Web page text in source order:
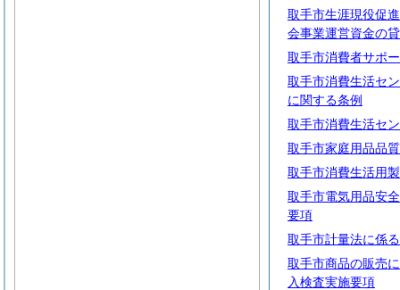
取手市生涯現役促
会事業運営資金の
取手市消費者サポ
取手市消費生活セ
に関する条例
取手市消費生活セ
取手市家庭用品品
取手市消費生活用
取手市電気用品安
要項
取手市計量法に係
取手市商品の販売
入検査実施要項